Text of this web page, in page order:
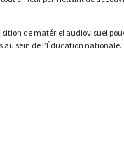
de matériel audiovisuel
au sein de l’Éducation nationale.